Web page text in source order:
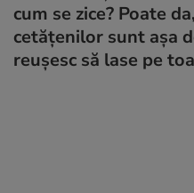
cum se zice? Poate
cetăţenilor sunt aşa
reuşesc să lase pe